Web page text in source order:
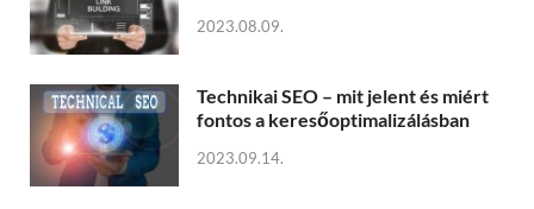
2023.08.09.
Technikai SEO – mit jelent és miért
fontos a keresőoptimalizálásban
2023.09.14.